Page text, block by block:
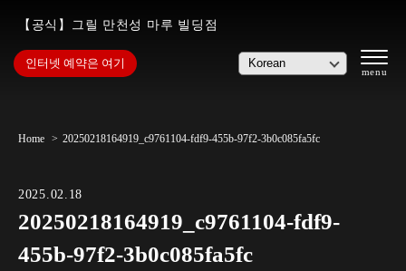
【공식】그릴 만천성 마루 빌딩점
인터넷 예약은 여기
Home 20250218164919_c9761104-fdf9-455b-97f2-3b0c085fa5fc
2025.02.18
20250218164919_c9761104-fdf9-
455b-97f2-3b0c085fa5fc